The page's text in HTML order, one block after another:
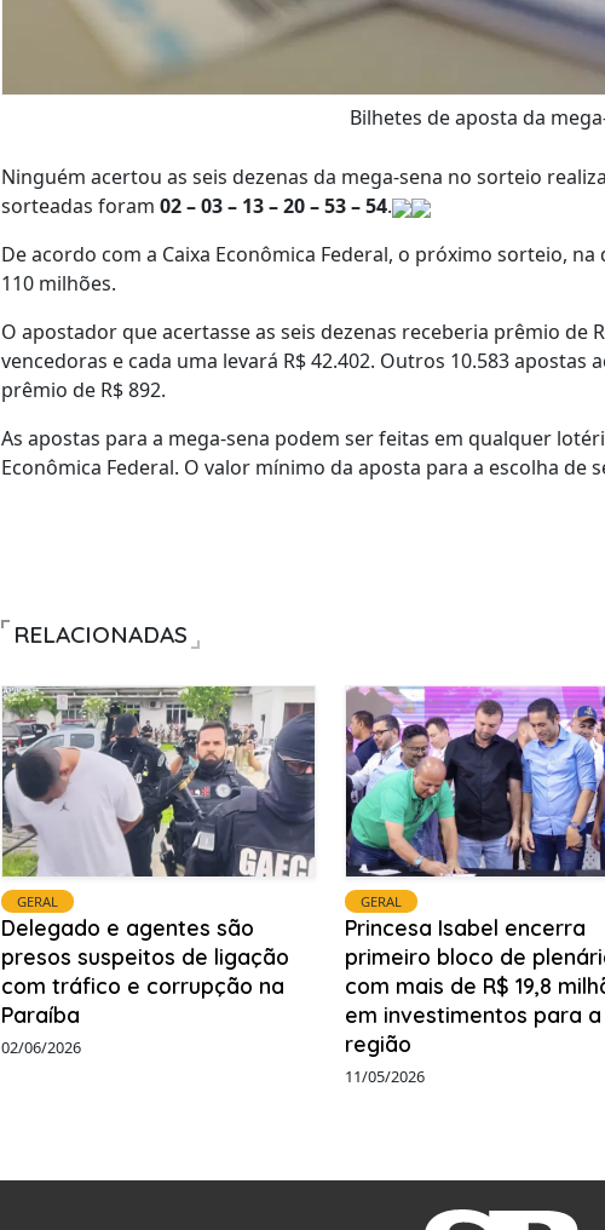
Bilhetes de aposta da
Ninguém acertou as seis dezenas da mega-sena no sorteio
sorteadas foram 02 – 03 – 13 – 20 – 53 – 54.
De acordo com a Caixa Econômica Federal, o próximo sorteio,
110 milhões.
O apostador que acertasse as seis dezenas receberia prêmio de
vencedoras e cada uma levará R$ 42.402. Outros 10.583
prêmio de R$ 892.
As apostas para a mega-sena podem ser feitas em qualquer
Econômica Federal. O valor mínimo da aposta para a escolha de
RELACIONADAS
GERAL
Delegado e agentes são
presos suspeitos de ligação
com tráfico e corrupção na
Paraíba
02/06/2026
GERAL
Princesa Isabel encerra
primeiro bloco de
com mais de R$ 19,8
em investimentos para a
região
11/05/2026